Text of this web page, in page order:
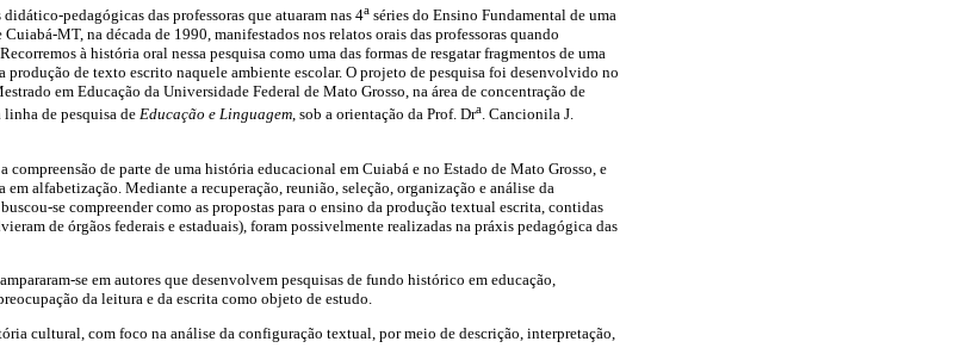
pedagógicas das professoras que atuaram nas 4a séries do Ensino Fundamental de uma
MT, na década de 1990, manifestados nos relatos orais das professoras quando
à história oral nessa pesquisa como uma das formas de resgatar fragmentos de uma
de texto escrito naquele ambiente escolar. O projeto de pesquisa foi desenvolvido no
em Educação da Universidade Federal de Mato Grosso, na área de concentração de
de pesquisa deEducação e Linguagem, sob a orientação da Prof. Dra. Cancionila J.
de parte de uma história educacional em Cuiabá e no Estado de Mato Grosso, e
alfabetização. Mediante a recuperação, reunião, seleção, organização e análise da
se compreender como as propostas para o ensino da produção textual escrita, contidas
de órgãos federais e estaduais), foram possivelmente realizadas na práxis pedagógica das
se em autores que desenvolvem pesquisas de fundo histórico em educação,
da leitura e da escrita como objeto de estudo.
cultural, com foco na análise da configuração textual, por meio de descrição, interpretação,